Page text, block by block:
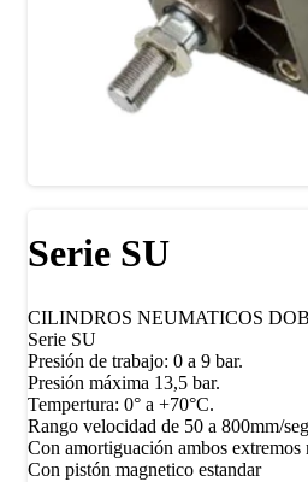
Serie SU
CILINDROS NEUMATICOS
Serie SU
Presión de trabajo: 0 a 9 bar.
Presión máxima 13,5 bar.
Tempertura: 0° a +70°C.
Rango velocidad de 50 a 800mm/
Con amortiguación ambos extremos
Con pistón magnetico estandar